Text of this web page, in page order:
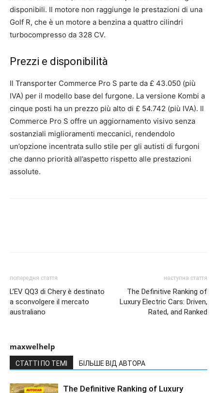
disponibili. Il motore non raggiunge le prestazioni di una
Golf R, che è un motore a benzina a quattro cilindri
turbocompresso da 328 CV.
Prezzi e disponibilità
Il Transporter Commerce Pro S parte da £ 43.050 (più
IVA) per il modello base del furgone. La versione Kombi a
cinque posti ha un prezzo più alto di £ 54.742 (più IVA). Il
Commerce Pro S offre un aggiornamento visivo senza
sostanziali miglioramenti meccanici, rendendolo
un’opzione incentrata sullo stile per gli autisti di furgoni
che danno priorità all’aspetto rispetto alle prestazioni
assolute.
попередня стаття
L’EV QQ3 di Chery è destinato
a sconvolgere il mercato
australiano
наступна стаття
The Definitive Ranking of
Luxury Electric Cars: Driven,
Rated, and Ranked
maxwelhelp
СТАТТІ ПО ТЕМІ БІЛЬШЕ ВІД АВТОРА
The Definitive Ranking of Luxury